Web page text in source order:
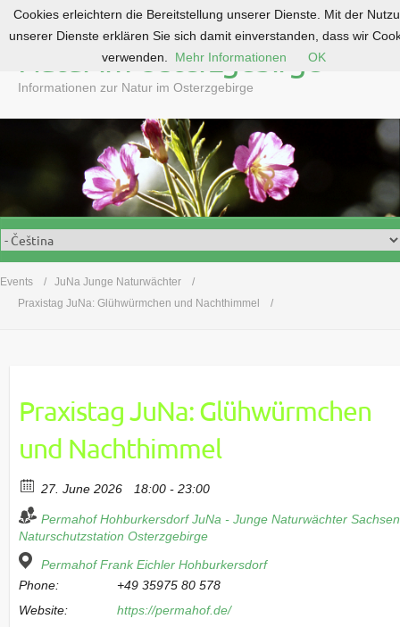
o
e
n
Natur im Osterzgebirge
Informationen zur Natur im Osterzgebirge
Events
JuNa Junge Naturwächter
Praxistag JuNa: Glühwürmchen und Nachthimmel
Praxistag JuNa: Glühwürmchen
und Nachthimmel
27. June 2026 18:00 - 23:00
Permahof Hohburkersdorf JuNa - Junge Naturwächter Sachsen
Naturschutzstation Osterzgebirge
Permahof Frank Eichler Hohburkersdorf
Phone:
+49 35975 80 578
Website:
https://permahof.de/
Cookies erleichtern die Bereitstellung unserer Dienste. Mit der
unserer Dienste erklären Sie sich damit einverstanden, dass wir
verwenden.
Mehr Informationen OK